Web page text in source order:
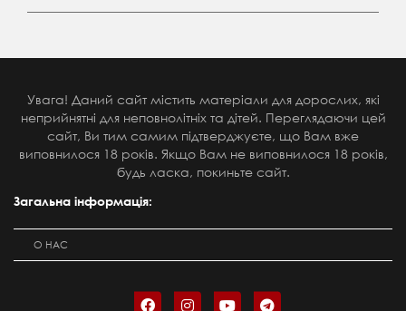
Увага! Даний сайт містить матеріали для дорослих, які
неприйнятні для неповнолітніх та дітей. Переглядаючи цей
сайт, Ви тим самим підтверджуєте, що Вам вже
виповнилося 18 років. Якщо Вам не виповнилося 18 років,
будь ласка, покиньте сайт.
Загальна інформація:
О НАС